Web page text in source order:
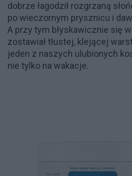
dobrze łagodził rozgrzaną
po wieczornym prysznicu i
A przy tym błyskawicznie się
zostawiał tłustej, klejącej
jeden z naszych ulubionych
nie tylko na wakacje.